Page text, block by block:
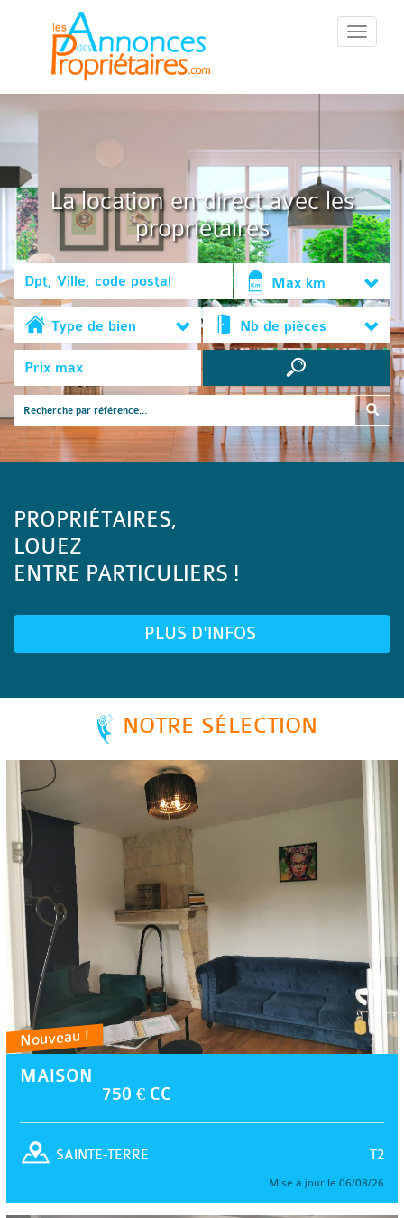
::Menu::
La location en direct avec les
propriétaires
Max km
Type de bien Nb de pièces
PROPRIÉTAIRES,
LOUEZ
ENTRE PARTICULIERS !
PLUS D'INFOS
NOTRE SÉLECTION
Nouveau !
MAISON
750 € CC
T2
SAINTE-TERRE
Mise à jour le 06/08/26